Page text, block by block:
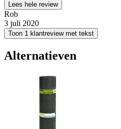
Lees hele review
Rob
3 juli 2020
Toon 1 klantreview met tekst
Alternatieven